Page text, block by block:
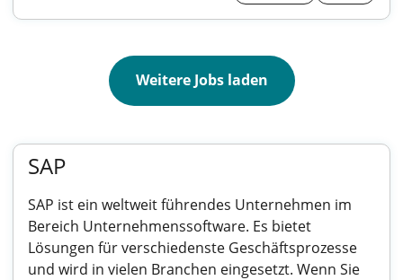
Weitere Jobs laden
SAP
SAP ist ein weltweit führendes Unternehmen im
Bereich Unternehmenssoftware. Es bietet
Lösungen für verschiedenste Geschäftsprozesse
und wird in vielen Branchen eingesetzt. Wenn Sie